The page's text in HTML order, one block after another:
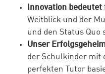
Innovation
Weitblick und der
und den Status Quo
Unser
der Schulkinder mit
perfekten Tutor